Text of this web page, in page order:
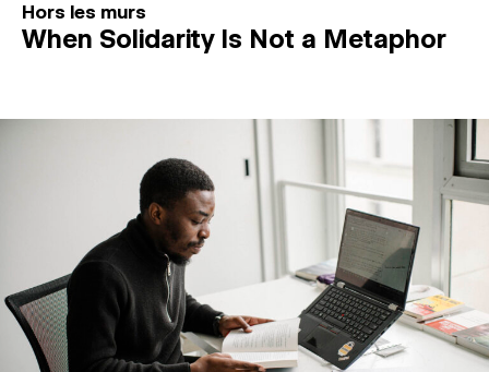
Hors les murs
When Solidarity Is Not a Metaphor